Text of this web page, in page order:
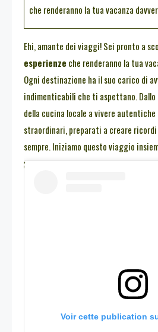
che renderanno la tua vacanza
Ehi, amante dei viaggi! Sei pronto a
esperienze che renderanno la tua
Ogni destinazione ha il suo carico di
indimenticabili che ti aspettano.
della cucina locale a vivere
straordinari, preparati a creare ricordi
sempre. Iniziamo questo viaggio
Voir cette publication